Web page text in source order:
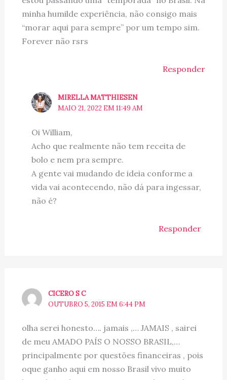
minha humilde experiência, não consigo mais
“morar aqui para sempre” por um tempo sim.
Forever não rsrs
Responder
MIRELLA MATTHIESEN
MAIO 21, 2022 EM 11:49 AM
Oi William,
Acho que realmente não tem receita de
bolo e nem pra sempre.
A gente vai mudando de ideia conforme a
vida vai acontecendo, não dá para ingessar,
não é?
Responder
CICERO S C
OUTUBRO 5, 2015 EM 6:44 PM
olha serei honesto…. jamais ,… JAMAIS , sairei
de meu AMADO PAÍS O NOSSO BRASIL,…
principalmente por questões financeiras , pois
oque ganho aqui em nosso Brasil vivo muito